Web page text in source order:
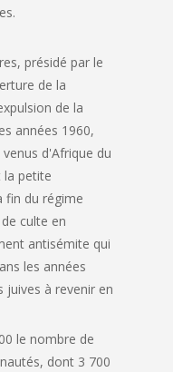
présidé par le
de la
de la
années 1960,
d'Afrique du
la petite
fin du régime
culte en
antisémite qui
les années
juives à revenir en
le nombre de
dont 3 700